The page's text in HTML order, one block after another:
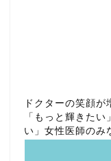
ドクターの笑顔が
「もっと輝きた
い」女性医師のみ